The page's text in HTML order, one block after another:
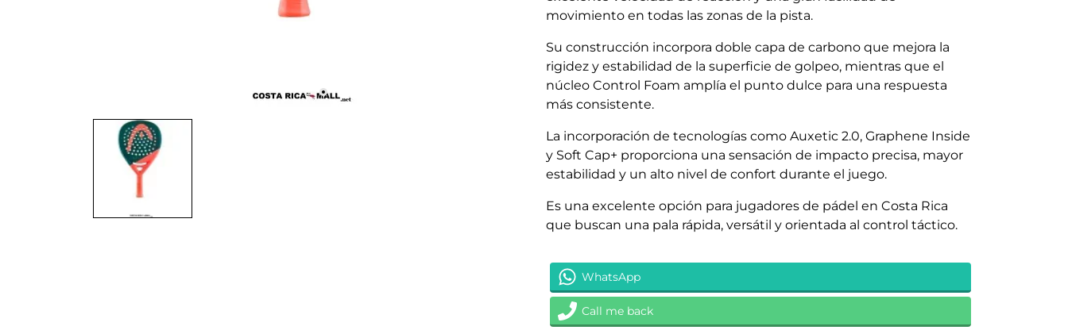
movimiento en todas las zonas de la pista.
Su construcción incorpora doble capa de carbono que mejora la
rigidez y estabilidad de la superficie de golpeo, mientras que el
núcleo Control Foam amplía el punto dulce para una respuesta
más consistente.
La incorporación de tecnologías como Auxetic 2.0, Graphene Inside
y Soft Cap+ proporciona una sensación de impacto precisa, mayor
estabilidad y un alto nivel de confort durante el juego.
Es una excelente opción para jugadores de pádel en Costa Rica
que buscan una pala rápida, versátil y orientada al control táctico.
WhatsApp
Call me back